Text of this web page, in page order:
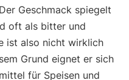
Geschmack spiegelt
oft als bitter und
ist also nicht wirklich
Grund eignet er sich
für Speisen und